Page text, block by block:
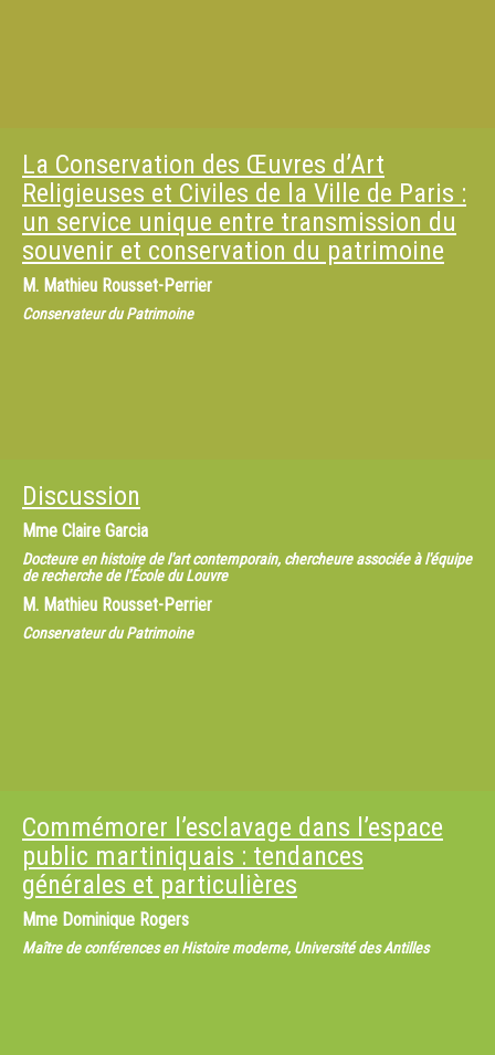
La Conservation des Œuvres d’Art
Religieuses et Civiles de la Ville de Paris :
un service unique entre transmission du
souvenir et conservation du patrimoine
M. Mathieu Rousset-Perrier
Conservateur du Patrimoine
Discussion
Mme Claire Garcia
Docteure en histoire de l'art contemporain, chercheure associée à l'équipe
de recherche de l’École du Louvre
M. Mathieu Rousset-Perrier
Conservateur du Patrimoine
Commémorer l’esclavage dans l’espace
public martiniquais : tendances
générales et particulières
Mme Dominique Rogers
Maître de conférences en Histoire moderne, Université des Antilles